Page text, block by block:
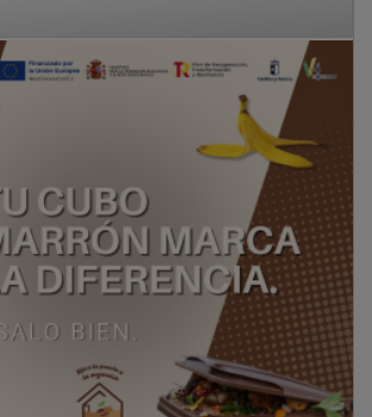
gestores de negocio en Murcia,
Sevilla, Galicia y Cataluña.
cubre y presta servicios
14 comunidades autónomas. Los
concebidos como hubs para el
y del capital. Su principal
de punto de reunión entre los
tecnológicas, los socios que
crecer su negocio y los inversores
innovadoras con potencial
de Innovaciónes una sociedad